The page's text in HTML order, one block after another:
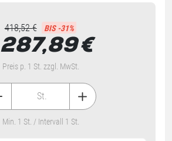
418,52 € BIS -31%
287,89€
Preis p. 1 St. zzgl. MwSt.
St.
Min. 1 St. / Intervall 1 St.